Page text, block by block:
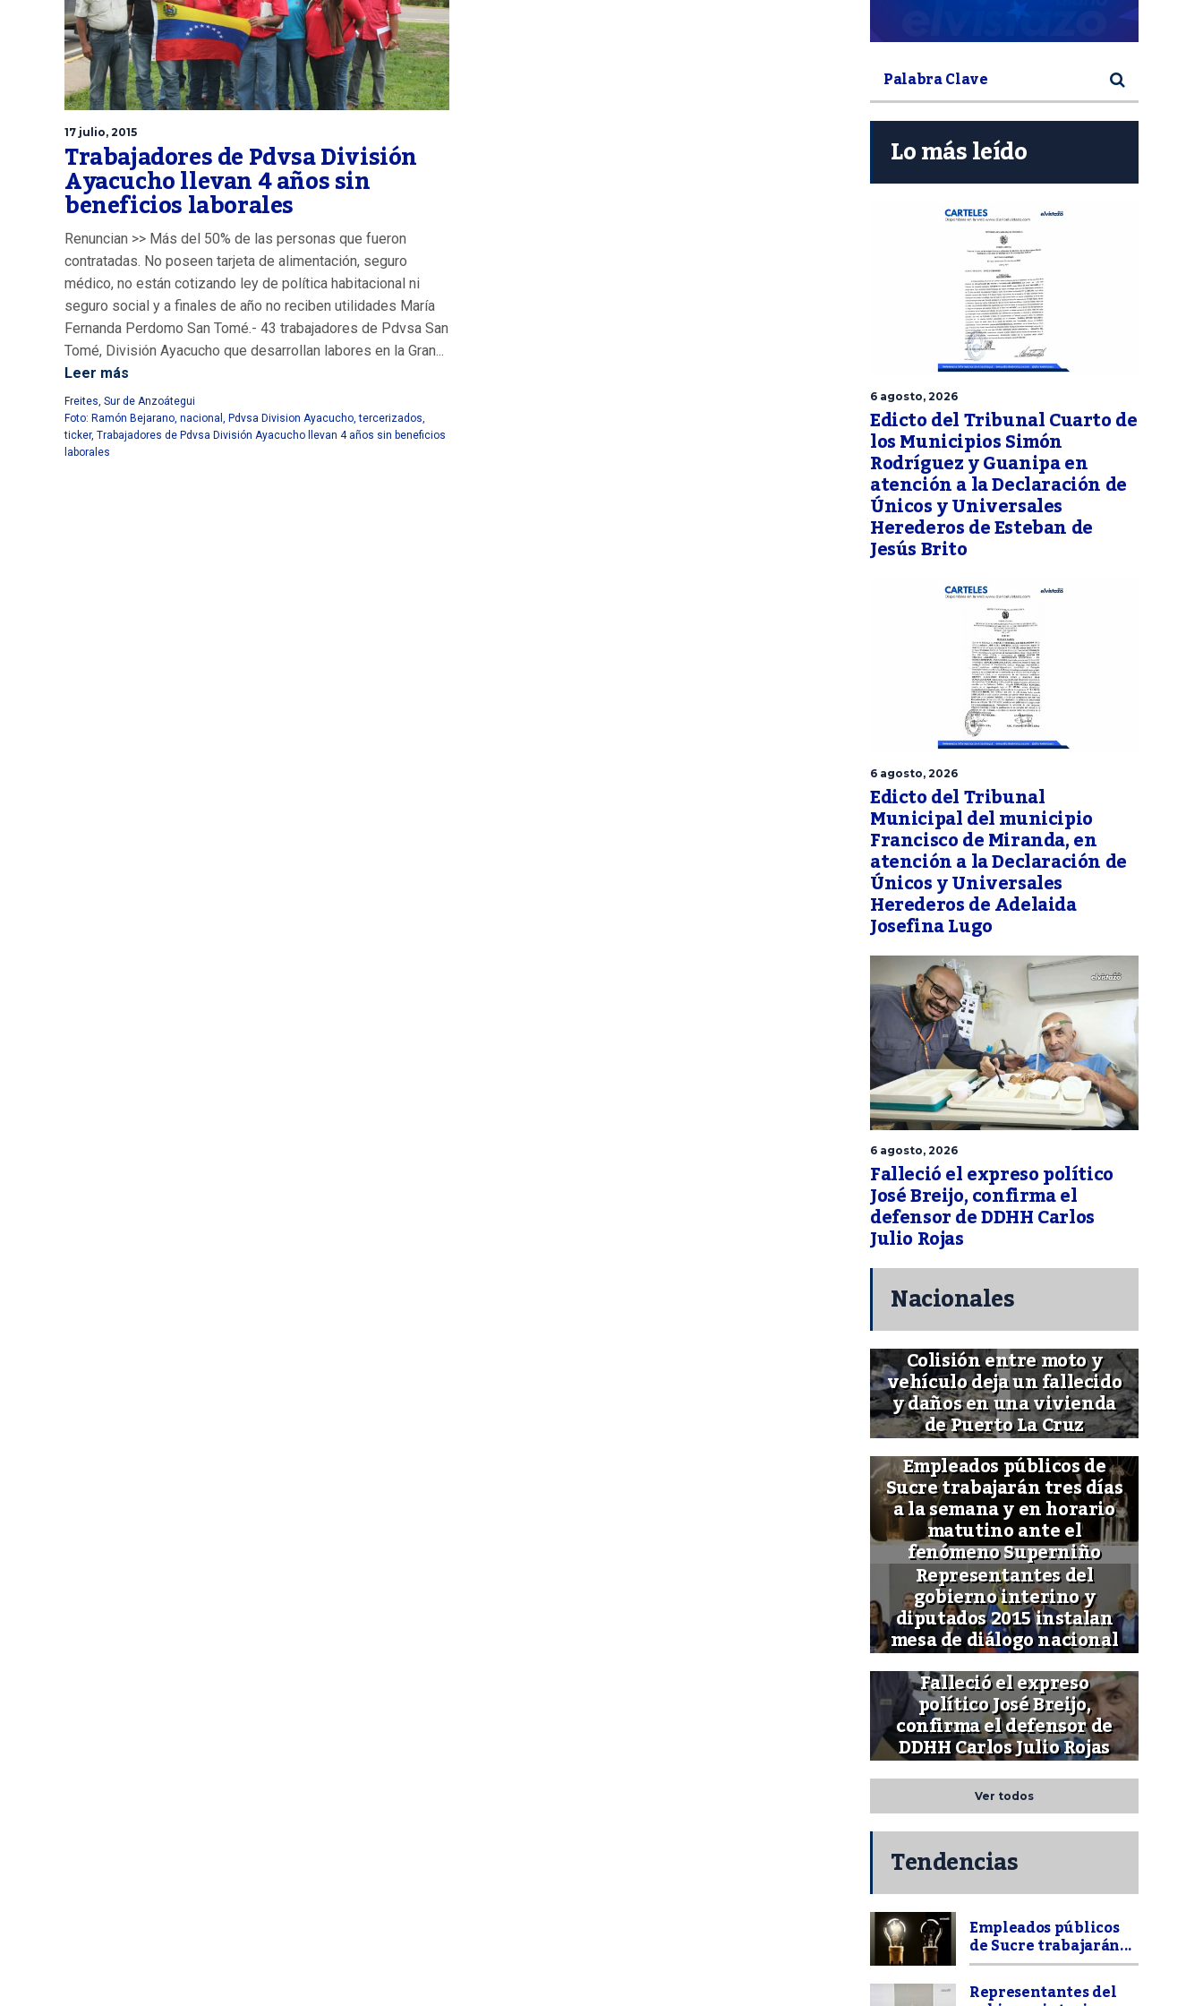
17 julio, 2015
Trabajadores de Pdvsa División
Ayacucho llevan 4 años sin
beneficios laborales
Renuncian >> Más del 50% de las personas que fueron
contratadas. No poseen tarjeta de alimentación, seguro
médico, no están cotizando ley de política habitacional ni
seguro social y a finales de año no reciben utilidades María
Fernanda Perdomo San Tomé.- 43 trabajadores de Pdvsa San
Tomé, División Ayacucho que desarrollan labores en la Gran...
Leer más
Freites, Sur de Anzoátegui
Foto: Ramón Bejarano, nacional , Pdvsa Division Ayacucho,tercerizados,
ticker, Trabajadores de Pdvsa División Ayacucho llevan 4 años sin beneficios
laborales
Lo más leído
6 agosto, 2026
Edicto del Tribunal Cuarto de
los Municipios Simón
Rodríguez y Guanipa en
atención a la Declaración de
Únicos y Universales
Herederos de Esteban de
Jesús Brito
6 agosto, 2026
Edicto del Tribunal
Municipal del municipio
Francisco de Miranda, en
atención a la Declaración de
Únicos y Universales
Herederos de Adelaida
Josefina Lugo
6 agosto, 2026
Falleció el expreso político
José Breijo, confirma el
defensor de DDHH Carlos
Julio Rojas
Nacionales
Colisión entre moto y
vehículo deja un fallecido
y daños en una vivienda
de Puerto La Cruz
Empleados públicos de
Sucre trabajarán tres días
a la semana y en horario
matutino ante el
fenómeno Superniño
Representantes del
gobierno interino y
diputados 2015 instalan
mesa de diálogo nacional
Falleció el expreso
político José Breijo,
confirma el defensor de
DDHH Carlos Julio Rojas
Ver todos
Tendencias
Empleados públicos
de Sucre trabajarán...
Representantes del